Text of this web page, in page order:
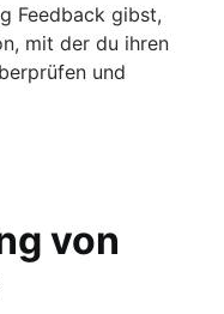
Feedback gibst,
mit der du ihren
und
von